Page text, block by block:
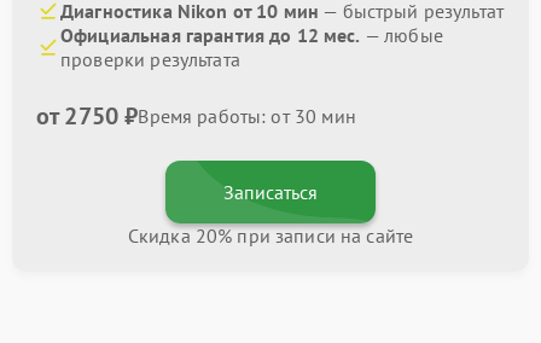
Диагностика Nikon от 10 мин — быстрый результат
Официальная гарантия до 12 мес. — любые
проверки результата
от 2750 ₽Время работы: от 30 мин
Записаться
Скидка 20% при записи на сайте